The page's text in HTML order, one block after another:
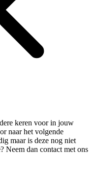
keren voor in jouw
naar het volgende
maar is deze nog niet
Neem dan contact met ons